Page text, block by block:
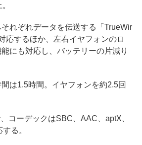
れぞれデータを伝送する「TrueWir
応するほか、左右イヤフォンのロ
にも対応し、バッテリーの片減り
は1.5時間。イヤフォンを約2.5回
コーデックはSBC、AAC、aptX、
る。